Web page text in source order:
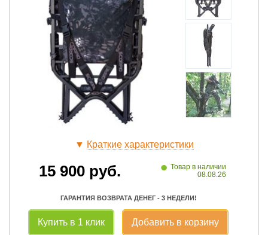
▼ Краткие характеристики
15 900руб. • Товар в наличии
08.08.26
ГАРАНТИЯ ВОЗВРАТА ДЕНЕГ - 3 НЕДЕЛИ!
Купить в 1 клик Добавить в корзину